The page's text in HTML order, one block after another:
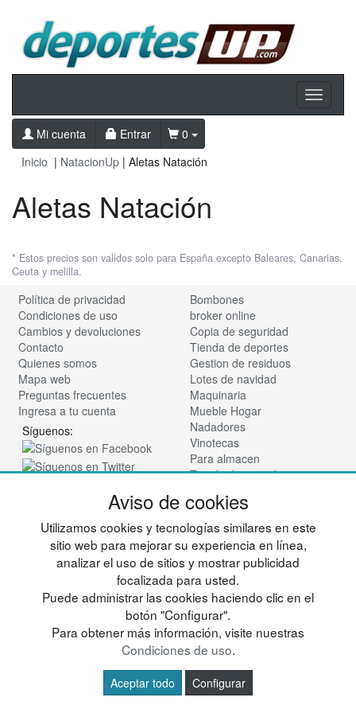
Toggle
Mi cuenta
Entrar
0
Inicio | NatacionUp | Aletas Natación
Aletas Natación
* Estos precios son validos solo para España excepto Baleares, Canarias,
Ceuta y melilla.
Política de privacidad
Condiciones de uso
Cambios y devoluciones
Contacto
Quienes somos
Mapa web
Preguntas frecuentes
Ingresa a tu cuenta
Síguenos:
Bombones
broker online
Copia de seguridad
Tienda de deportes
Gestion de residuos
Lotes de navidad
Maquinaria
Mueble Hogar
Nadadores
Vinotecas
Para almacen
Tienda de cosmética
© deportesup.com - Todos los derechos reservados
Aviso de cookies
Utilizamos cookies y tecnologías similares en este
sitio web para mejorar su experiencia en línea,
analizar el uso de sitios y mostrar publicidad
focalizada para usted.
Puede administrar las cookies haciendo clic en el
botón "Configurar".
Para obtener más información, visite nuestras
Condiciones de uso.
Aceptar todo Configurar